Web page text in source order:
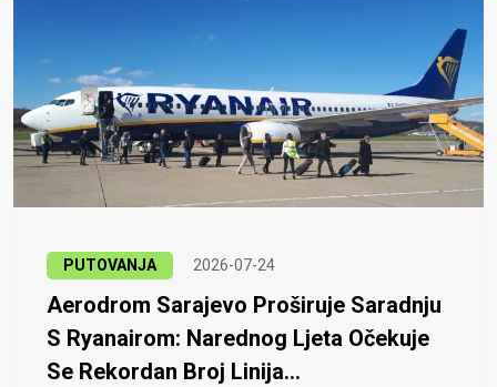
PUTOVANJA 2026-07-24
Aerodrom Sarajevo Proširuje Saradnju
S Ryanairom: Narednog Ljeta Očekuje
Se Rekordan Broj Linija...